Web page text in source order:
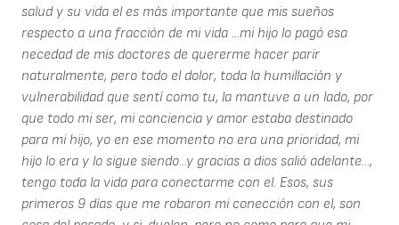
salud y su vida el es más importante que mis sueños
respecto a una fracción de mi vida ...mi hijo lo pagó esa
necedad de mis doctores de quererme hacer parir
naturalmente, pero todo el dolor, toda la humillación y
vulnerabilidad que sentí como tu, la mantuve a un lado, por
que todo mi ser, mi conciencia y amor estaba destinado
para mi hijo, yo en ese momento no era una prioridad, mi
hijo lo era y lo sigue siendo...y gracias a dios salió adelante...,
tengo toda la vida para conectarme con el. Esos, sus
primeros 9 días que me robaron mi conección con el, son